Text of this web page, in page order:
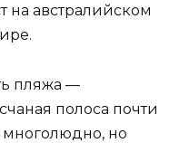
на австралийском
пляжа —
полоса почти
многолюдно, но